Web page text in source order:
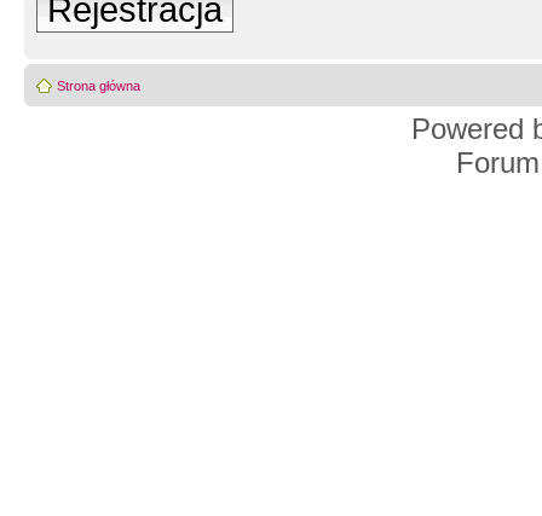
Rejestracja
Strona główna
Powered